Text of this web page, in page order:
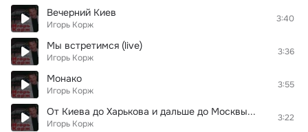
Вечерний Киев
Игорь Корж
3:40
Мы встретимся (live)
Игорь Корж
3:36
Монако
Игорь Корж
3:55
От Киева до Харькова и дальше до Москвы...
Игорь Корж
3:22